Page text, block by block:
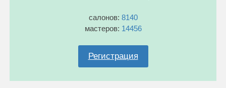
салонов: 8140
мастеров: 14456
Регистрация